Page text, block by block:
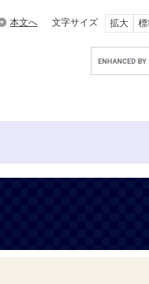
本文へ 文字サイズ 拡大